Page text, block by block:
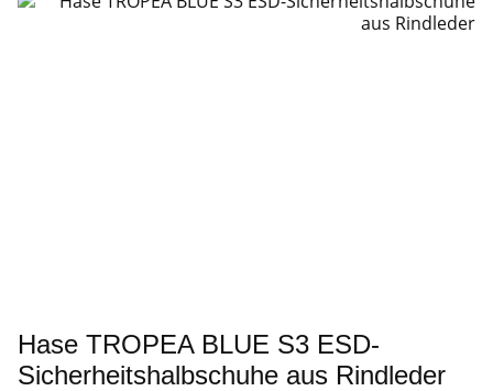
Hase TROPEA BLUE S3 ESD-
Sicherheitshalbschuhe aus Rindleder